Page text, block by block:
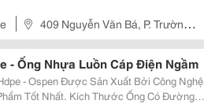
Tiết Kiệ409 Nguyễn Văn Bá, P. Trường
- Ống Nhựa Luồn Cáp Điện Ngầm
- Ospen Được Sản Xuất Bởi Công Nghệ
Thước Ống Có Đường